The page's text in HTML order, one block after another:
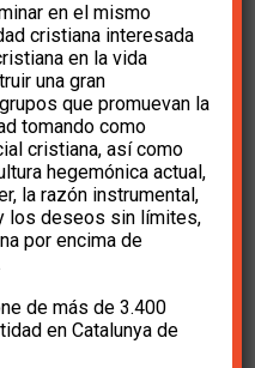
en el mismo
cristiana interesada
en la vida
una gran
que promuevan la
tomando como
cristiana, así como
hegemónica actual,
la razón instrumental,
los deseos sin límites,
por encima de
de más de 3.400
en Catalunya de